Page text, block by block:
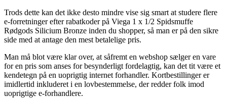
Trods dette kan det ikke desto mindre vise sig smart at studere flere
e-forretninger efter rabatkoder på Viega 1 x 1/2 Spidsmuffe
Rødgods Silicium Bronze inden du shopper, så man er på den sikre
side med at antage den mest betalelige pris.
Man må blot være klar over, at såfremt en webshop sælger en vare
for en pris som anses for besynderligt fordelagtig, kan det tit være et
kendetegn på en uoprigtig internet forhandler. Kortbestillinger er
imidlertid inkluderet i en lovbestemmelse, der redder folk imod
uoprigtige e-forhandlere.